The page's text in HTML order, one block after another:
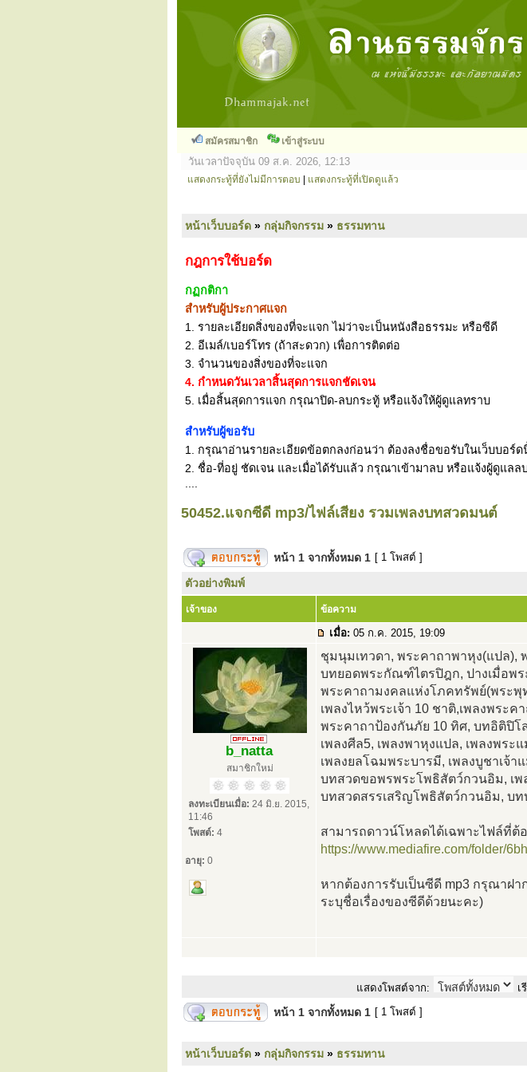
สมัครสมาชิก เข้าสู่ระบบ
วันเวลาปัจจุบัน 09 ส.ค. 2026, 12:13
แสดงกระทู้ที่ยังไม่มีการตอบ แสดงกระทู้ที่เปิดดูแล้ว
หน้าเว็บบอร์ด » กลุ่มกิจกรรม » ธรรมทาน
กฎการใช้บอร์ด
กฏกติกา
สำหรับผู้ประกาศแจก
1. รายละเอียดสิ่งของที่จะแจก ไม่ว่าจะเป็นหนังสือธรรมะ หรือซีดี
2. อีเมล์/เบอร์โทร (ถ้าสะดวก) เพื่อการติดต่อ
3. จำนวนของสิ่งของที่จะแจก
4. กำหนดวันเวลาสิ้นสุดการแจกชัดเจน
5. เมื่อสิ้นสุดการแจก กรุณาปิด-ลบกระทู้ หรือแจ้งให้ผู้ดูแลทราบ
สำหรับผู้ขอรับ
1. กรุณาอ่านรายละเอียดข้อตกลงก่อนว่า ต้องลงชื่อขอรับในเว็บบอร์ด
2. ชื่อ-ที่อยู่ ชัดเจน และเมื่อได้รับแล้ว กรุณาเข้ามาลบ หรือแจ้งผู้ดูแล
50452.แจกซีดี mp3/ไฟล์เสียง รวมเพลงบทสวดมนต์
หน้า 1 จากทั้งหมด 1 [ 1 โพสต์ ]
ตัวอย่างพิมพ์
เจ้าของ ข้อความ
เมื่อ: 05 ก.ค. 2015, 19:09
b_natta
สมาชิกใหม่
ลงทะเบียนเมื่อ: 24 มิ.ย. 2015,
11:46
โพสต์: 4
อายุ: 0
ชุมนุมเทวดา, พระคาถาพาหุง(แปล
บทยอดพระกัณฑ์ไตรปิฎก, ปางเมื่อพ
พระคาถามงคลแห่งโภคทรัพย์(พระพุ
เพลงไหว้พระเจ้า 10 ชาติ,เพลงพระ
พระคาถาป้องกันภัย 10 ทิศ, บทอิติปิ
เพลงศีล5, เพลงพาหุงแปล, เพลงพร
เพลงยลโฉมพระบารมี, เพลงบูชาเ
บทสวดขอพรพระโพธิสัตว์กวนอิม, เ
บทสวดสรรเสริญโพธิสัตว์กวนอิม, บ
สามารถดาวน์โหลดได้เฉพาะไฟล์ที่
https://www.mediafire.com/folder/
หากต้องการรับเป็นซีดี mp3 กรุณาฝ
ระบุชื่อเรื่องของซีดีด้วยนะคะ)
แสดงโพสต์จาก: เ
หน้า 1 จากทั้งหมด 1 [ 1 โพสต์ ]
หน้าเว็บบอร์ด » กลุ่มกิจกรรม » ธรรมทาน